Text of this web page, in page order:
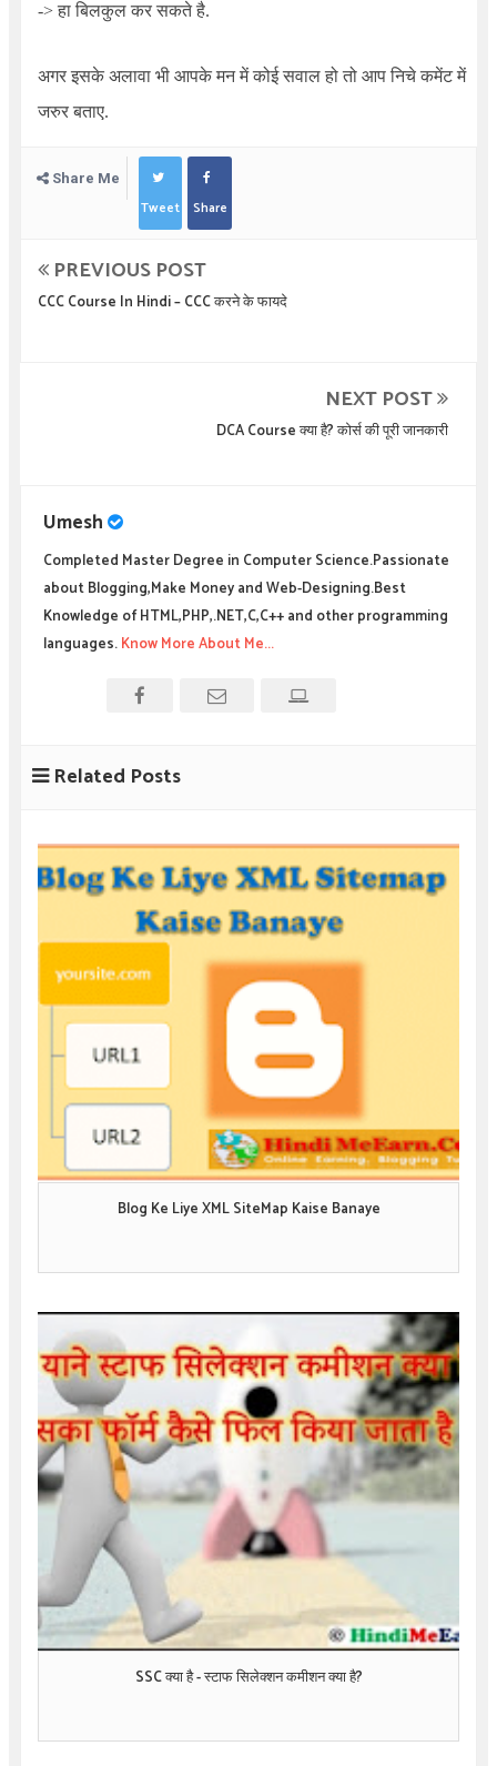
-> हा बिलकुल कर सकते है.
अगर इसके अलावा भी आपके मन में कोई सवाल हो तो आप निचे कमेंट में
जरुर बताए.
Share Me
Tweet Share
PREVIOUS POST
CCC Course In Hindi – CCC करने के फायदे
NEXT POST
DCA Course क्या है? कोर्स की पूरी जानकारी
Umesh
Completed Master Degree in Computer Science.Passionate
about Blogging,Make Money and Web-Designing.Best
Knowledge of HTML,PHP,.NET,C,C++ and other programming
languages.Know More About Me...
Related Posts
Blog Ke Liye XML SiteMap Kaise Banaye
SSC क्या है - स्टाफ सिलेक्शन कमीशन क्या है?